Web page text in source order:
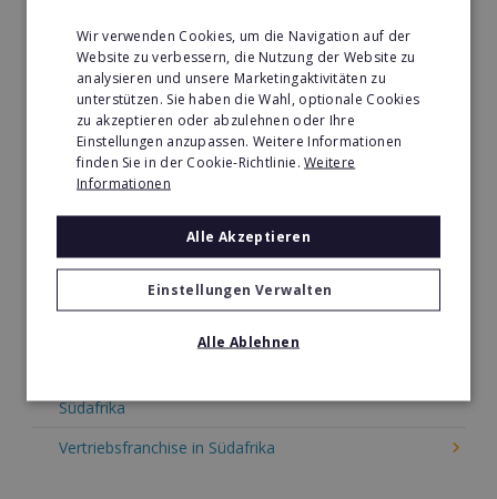
Tier- & Zoobedarf Franchise in Südafrika
Immobilien Franchise in Südafrika
Kinder & Erziehung Franchise in Südafrika
Kosmetik Franchise in Südafrika
Lebensmittel Franchise in Südafrika
Möbel & Einrichtung Franchise in Südafrika
Nachhilfe & Weiterbildung Franchise in Südafrika
Pizza Franchise in Südafrika
Südafrika
Vertriebsfranchise in Südafrika
Wir verwenden Cookies, um die Navigation auf der
Website zu verbessern, die Nutzung der Website zu
analysieren und unsere Marketingaktivitäten zu
unterstützen. Sie haben die Wahl, optionale Cookies
zu akzeptieren oder abzulehnen oder Ihre
Einstellungen anzupassen. Weitere Informationen
finden Sie in der Cookie-Richtlinie.Weitere
Informationen
Alle Akzeptieren
Einstellungen Verwalten
Alle Ablehnen